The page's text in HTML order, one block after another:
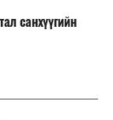
эдгээр
юм.
санхүүгийн